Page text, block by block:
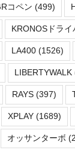
コペン (499)
KRONOSドライ
LA400 (1526)
LIBERTYWALK
RAYS (397)
XPLAY (1689)
オッサンターボ